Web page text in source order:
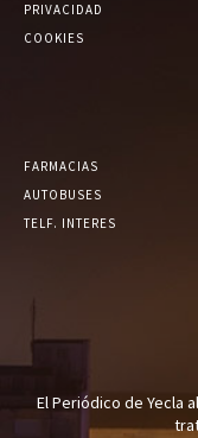
PRIVACIDAD
COOKIES
FARMACIAS
AUTOBUSES
TELF. INTERES
El Periódico de Yecla